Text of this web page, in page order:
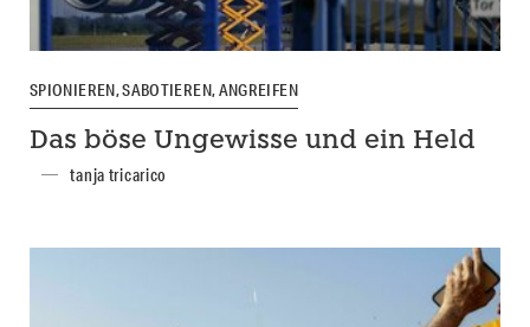
SPIONIEREN, SABOTIEREN, ANGREIFEN
Das böse Ungewisse und ein Held
tanja tricarico